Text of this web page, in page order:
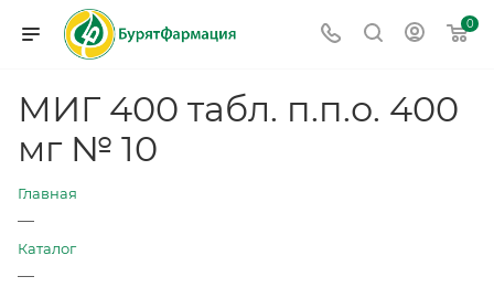
0
МИГ 400 табл. п.п.о. 400
мг № 10
Главная
—
Каталог
—